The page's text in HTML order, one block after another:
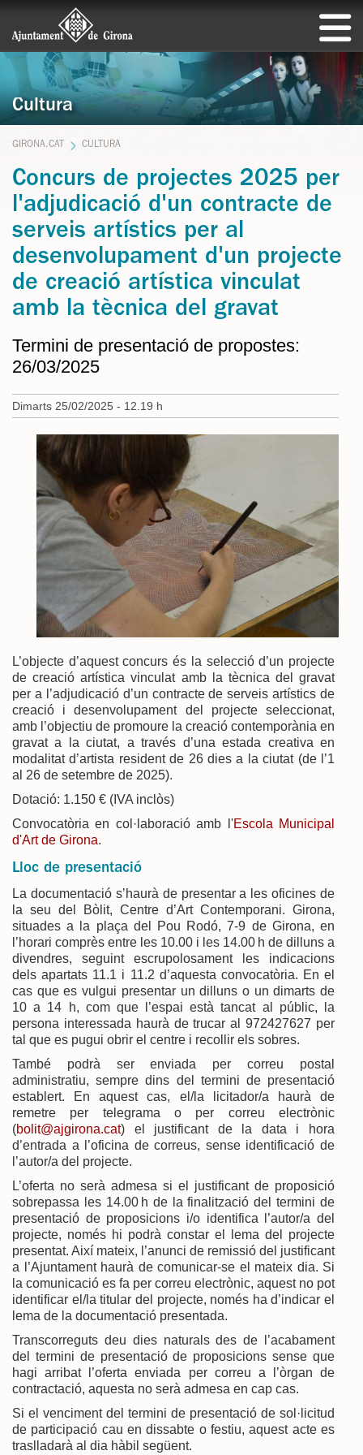
Cultura
GIRONA.CAT CULTURA
Concurs de projectes 2025 per
l'adjudicació d'un contracte de
serveis artístics per al
desenvolupament d'un projecte
de creació artística vinculat
amb la tècnica del gravat
Termini de presentació de propostes:
26/03/2025
Dimarts 25/02/2025 - 12.19 h
L’objecte d’aquest concurs és la selecció d’un projecte
de creació artística vinculat amb la tècnica del gravat
per a l’adjudicació d’un contracte de serveis artístics de
creació i desenvolupament del projecte seleccionat,
amb l’objectiu de promoure la creació contemporània en
gravat a la ciutat, a través d’una estada creativa en
modalitat d’artista resident de 26 dies a la ciutat (de l’1
al 26 de setembre de 2025).
Dotació: 1.150 € (IVA inclòs)
Convocatòria en col·laboració amb l'Escola Municipal
d'Art de Girona.
Lloc de presentació
La documentació s’haurà de presentar a les oficines de
la seu del Bòlit, Centre d’Art Contemporani. Girona,
situades a la plaça del Pou Rodó, 7-9 de Girona, en
l’horari comprès entre les 10.00 i les 14.00 h de dilluns a
divendres, seguint escrupolosament les indicacions
dels apartats 11.1 i 11.2 d’aquesta convocatòria. En el
cas que es vulgui presentar un dilluns o un dimarts de
10 a 14 h, com que l’espai està tancat al públic, la
persona interessada haurà de trucar al 972427627 per
tal que es pugui obrir el centre i recollir els sobres.
També podrà ser enviada per correu postal
administratiu, sempre dins del termini de presentació
establert. En aquest cas, el/la licitador/a haurà de
remetre per telegrama o per correu electrònic
(bolit@ajgirona.cat) el justificant de la data i hora
d’entrada a l’oficina de correus, sense identificació de
l’autor/a del projecte.
L’oferta no serà admesa si el justificant de proposició
sobrepassa les 14.00 h de la finalització del termini de
presentació de proposicions i/o identifica l’autor/a del
projecte, només hi podrà constar el lema del projecte
presentat. Així mateix, l’anunci de remissió del justificant
a l’Ajuntament haurà de comunicar-se el mateix dia. Si
la comunicació es fa per correu electrònic, aquest no pot
identificar el/la titular del projecte, només ha d’indicar el
lema de la documentació presentada.
Transcorreguts deu dies naturals des de l’acabament
del termini de presentació de proposicions sense que
hagi arribat l’oferta enviada per correu a l’òrgan de
contractació, aquesta no serà admesa en cap cas.
Si el venciment del termini de presentació de sol·licitud
de participació cau en dissabte o festiu, aquest acte es
traslladarà al dia hàbil següent.